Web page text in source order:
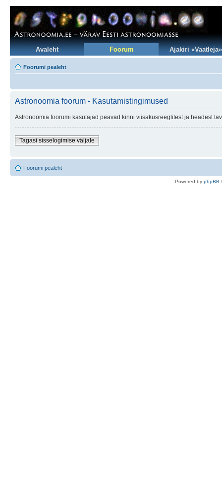
Avaleht Foorum Ajakiri «Vaatleja»
Foorumi pealeht
Astronoomia foorum - Kasutamistingimused
Astronoomia foorumi kasutajad peavad kinni viisakusreeglitest ja headest
Tagasi sisselogimise väljale
Foorumi pealeht
Powered by phpBB